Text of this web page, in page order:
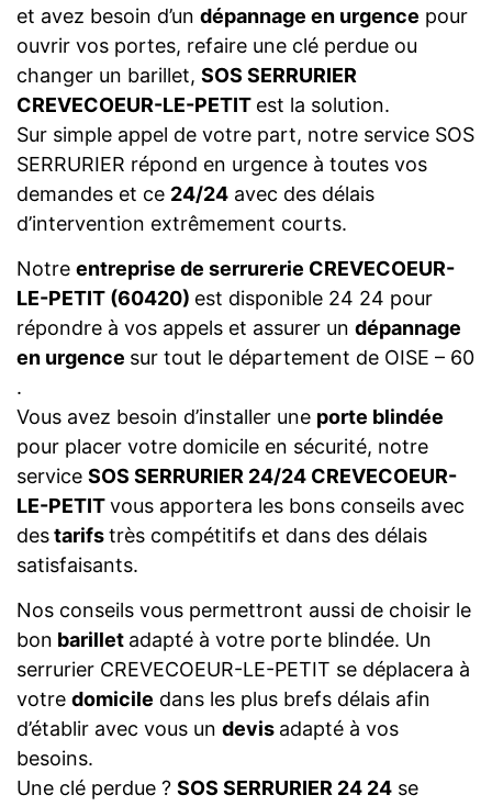
et avez besoin d’un dépannage en urgence pour
ouvrir vos portes, refaire une clé perdue ou
changer un barillet, SOS SERRURIER
CREVECOEUR-LE-PETIT est la solution.
Sur simple appel de votre part, notre service SOS
SERRURIER répond en urgence à toutes vos
demandes et ce 24/24 avec des délais
d’intervention extrêmement courts.
Notre entreprise de serrurerie CREVECOEUR-
LE-PETIT (60420) est disponible 24 24 pour
répondre à vos appels et assurer un dépannage
en urgence sur tout le département de OISE – 60
.
Vous avez besoin d’installer une porte blindée
pour placer votre domicile en sécurité, notre
service SOS SERRURIER 24/24 CREVECOEUR-
LE-PETITvous apportera les bons conseils avec
destarifstrès compétitifs et dans des délais
satisfaisants.
Nos conseils vous permettront aussi de choisir le
bon barillet adapté à votre porte blindée. Un
serrurier CREVECOEUR-LE-PETIT se déplacera à
votre domicile dans les plus brefs délais afin
d’établir avec vous un devis adapté à vos
besoins.
Une clé perdue ? SOS SERRURIER 24 24 se